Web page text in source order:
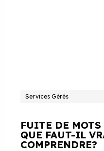
Services Gérés
FUITE DE
QUE FAUT-IL
COMPRENDRE?